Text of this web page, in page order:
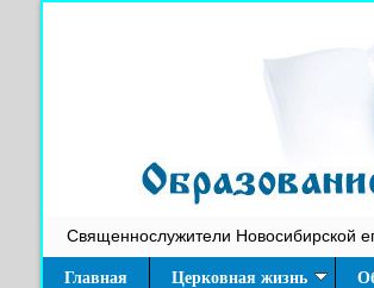
Священнослужители Новосибирской
Главная Церковная жизнь